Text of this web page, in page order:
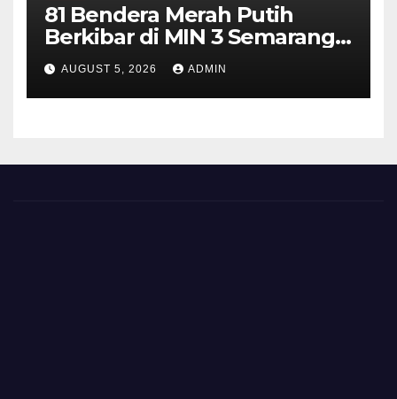
81 Bendera Merah Putih
Berkibar di MIN 3 Semarang,
Bhabinkamtibmas Desa
Timpik Hadiri Peringatan
HUT ke-81 Kemerdekaan RI
AUGUST 5, 2026 ADMIN